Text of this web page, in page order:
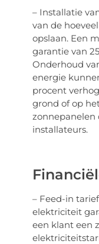
– Installatie
van de
opslaan. Een
garantie van
Onderhoud
energie
procent
grond of op
zonnepanelen
installateurs.
– Feed-in
elektriciteit
een klant een